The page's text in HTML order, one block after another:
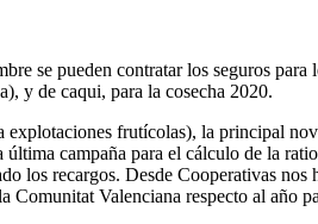
se pueden contratar los seguros
y de caqui, para la cosecha 2020.
explotaciones frutícolas), la principal
campaña para el cálculo de la
los recargos. Desde Cooperativas
Comunitat Valenciana respecto al año